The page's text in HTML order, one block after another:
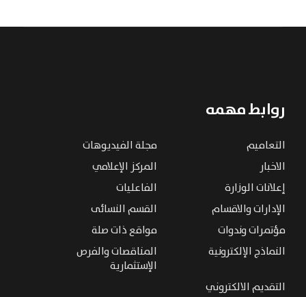
روابط مهمه
التعاميم
مجلة الفيديوهات
الاخبار
المركز الإعلامي
إعلانات الوزارة
الفاعليات
الإدارات والاقسام
القسم النسائى
مؤتمرات وندوات
مواقع ذات صلة
النماذج الإلكترونية
المناقصات والفرص
الإستثمارية
التقديم الالكتروني